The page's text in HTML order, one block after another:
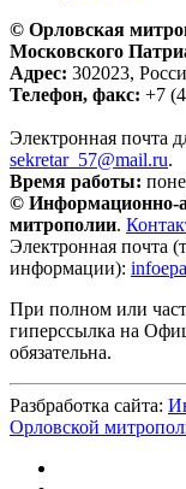
© Орловская
Московского
Адрес: 302023,
Телефон, факс: +7
Электронная почта
sekretar_57@mail.ru.
Время работы:
© Информационно-
митрополии.
Электронная почта
информации):
При полном или
гиперссылка на
обязательна.
Разбработка сайта:
Орловской